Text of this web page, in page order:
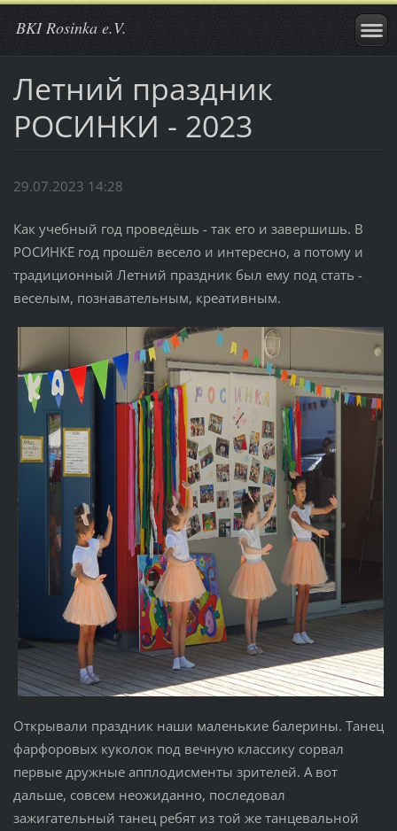
BKI Rosinka e.V.
Летний праздник
РОСИНКИ - 2023
29.07.2023 14:28
Как учебный год проведёшь - так его и завершишь. В
РОСИНКЕ год прошёл весело и интересно, а потому и
традиционный Летний праздник был ему под стать -
веселым, познавательным, креативным.
Открывали праздник наши маленькие балерины. Танец
фарфоровых куколок под вечную классику сорвал
первые дружные апплодисменты зрителей. А вот
дальше, совсем неожиданно, последовал
зажигательный танец ребят из той же танцевальной